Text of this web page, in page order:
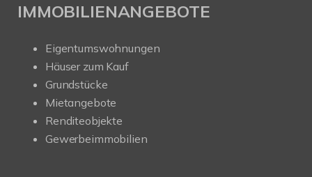
IMMOBILIENANGEBOTE
Eigentumswohnungen
Häuser zum Kauf
Grundstücke
Mietangebote
Renditeobjekte
Gewerbeimmobilien